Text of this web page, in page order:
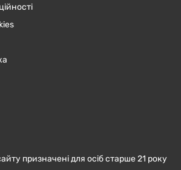
призначені для осіб старше 21 року